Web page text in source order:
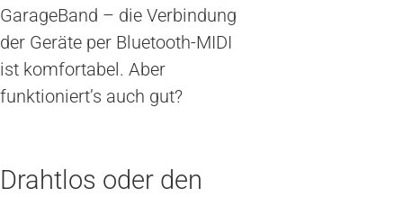
GarageBand – die Verbindung
der Geräte per Bluetooth-MIDI
ist komfortabel. Aber
funktioniert’s auch gut?
Drahtlos oder den